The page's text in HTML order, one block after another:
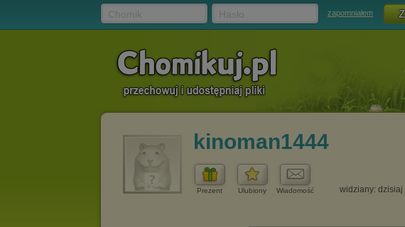
zapomniałem
kinoman1444
Prezent Ulubiony Wiadomość widziany: dzisiaj